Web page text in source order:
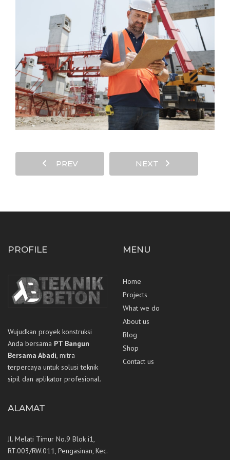
PREV NEXT
PROFILE
Wujudkan proyek konstruksi
Anda bersama PT Bangun
Bersama Abadi, mitra
terpercaya untuk solusi teknik
sipil dan aplikator profesional.
MENU
Home
Projects
What we do
About us
Blog
Shop
Contact us
ALAMAT
Jl. Melati Timur No.9 Blok i1,
RT.003/RW.011, Pengasinan, Kec.